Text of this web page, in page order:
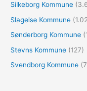
Silkeborg Kommune
Slagelse Kommune
Sønderborg Kommune
Stevns Kommune (127)
Svendborg Kommune